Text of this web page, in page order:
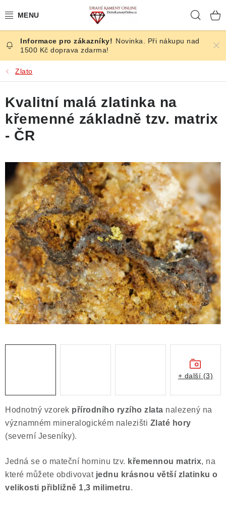
na
ČESKÉ KAMENY
ŠPERKY
KAMENY ZE SVĚTA
BROUŠENÉ
ÚČINKY
KRYSTALY
ČLÁNKY
NALEZIŠTĚ
NÁŠ PŘÍBĚH
VIDEOGALERIE
Výkup minerálů a drahých kamenů
Formulář pro uplatnění reklamace
Poučení o právu na odstoupení od smlouvy
Novinka. Při nákupu nad
1500 Kč doprava zdarma!
Zlato
Hodnotný vzorek přírodního ryzího zlata nalezený na
významném mineralogickém nalezišti Zlaté hory
(severní Jeseníky).
Jedná se o mateční horninu tzv. křemennou matrix, na
které můžete obdivovat jednu krásnou větší zlatinku o
velikosti přibližně 1,3 milimetru.
Kvalitní malá zlatinka na
křemenné základně tzv. matrix
- ČR
+ další (3)